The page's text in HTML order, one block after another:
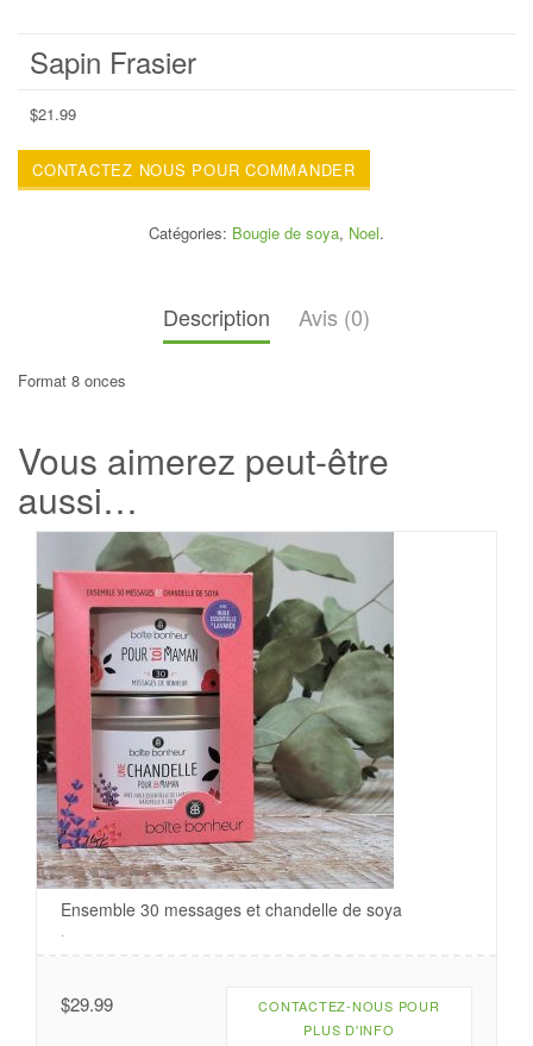
Sapin Frasier
$21.99
CONTACTEZ NOUS POUR COMMANDER
Catégories: Bougie de soya, Noel.
Description Avis (0)
Format 8 onces
Vous aimerez peut-être
aussi…
Ensemble 30 messages et chandelle de soya
$29.99
CONTACTEZ-NOUS POUR
PLUS D'INFO